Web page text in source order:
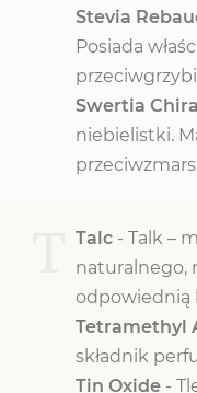
Stevia
Posiada
Swertia
niebielistki.
Talc - Talk –
naturalnego,
odpowiednią
Tetramethyl
składnik
Tin Oxide -